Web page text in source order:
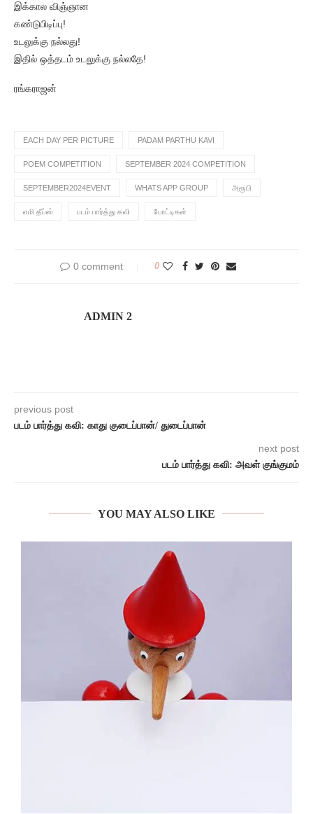
இக்கால விஞ்ஞான
கண்டுபிடிப்பு!
உடலுக்கு நல்லது!
இதில் ஒத்தடம் உடலுக்கு நல்லதே!
ரங்கராஜன்
EACH DAY PER PICTURE PADAM PARTHU KAVI
POEM COMPETITION SEPTEMBER 2024 COMPETITION
SEPTEMBER2024EVENT WHATS APP GROUP அரூபி
எமி தீப்ஸ் படம் பார்த்து கவி போட்டிகள்
0 comment 0
ADMIN 2
previous post
படம் பார்த்து கவி: காது குடைப்பான்/ துடைப்பான்
next post
படம் பார்த்து கவி: அவள் குங்குமம்
YOU MAY ALSO LIKE